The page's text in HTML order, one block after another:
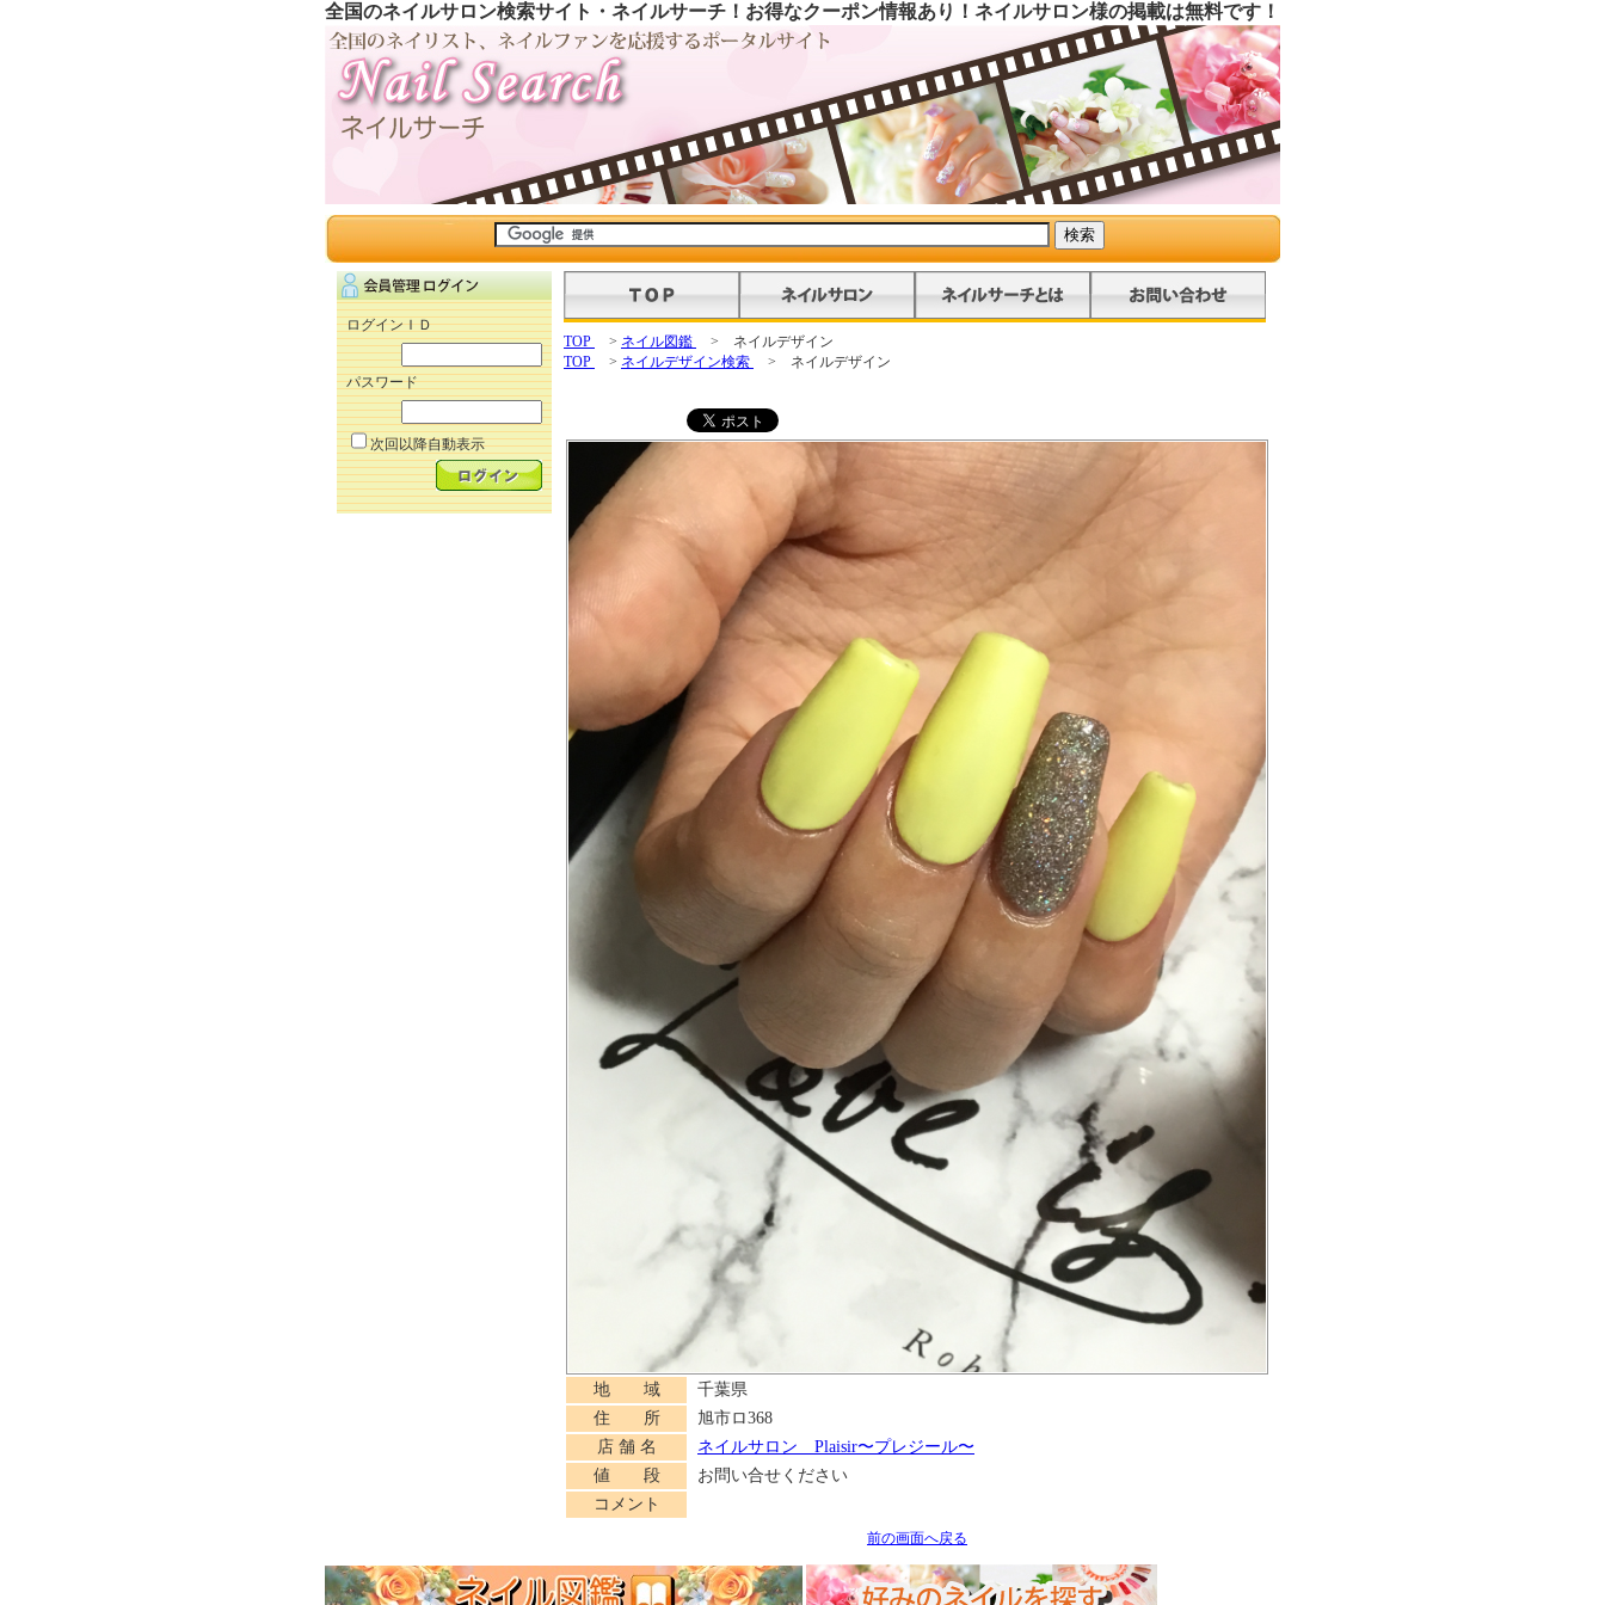
全国のネイルサロン検索サイト・ネイルサーチ！お得なクーポン情報あり！ネイルサロン様の掲載は無料です！
ログインＩＤ
パスワード
次回以降自動表示
TOP > ネイル図鑑
> ネイルデザイン
TOP
> ネイルデザイン検索 > ネイルデザイン
地 域
千葉県
住 所
旭市ロ368
店 舗 名
ネイルサロン Plaisir〜プレジール〜
値 段
お問い合せください
コメント
前の画面へ戻る